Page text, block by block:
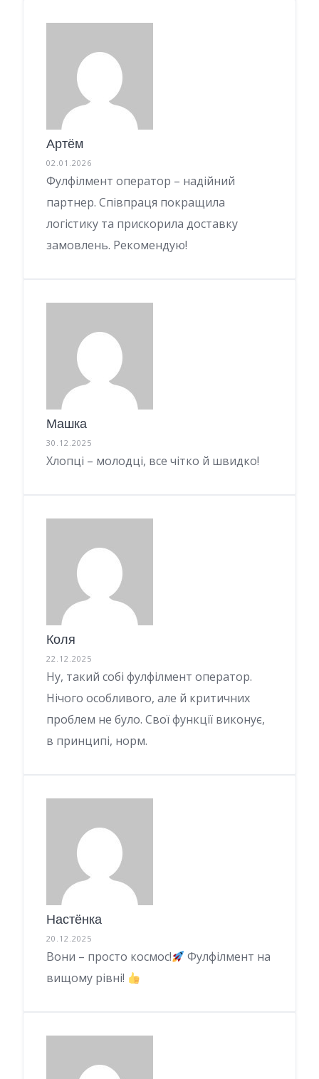
Артём
02.01.2026
Фулфілмент оператор – надійний
партнер. Співпраця покращила
логістику та прискорила доставку
замовлень. Рекомендую!
Машка
30.12.2025
Хлопці – молодці, все чітко й швидко!
Коля
22.12.2025
Ну, такий собі фулфілмент оператор.
Нічого особливого, але й критичних
проблем не було. Свої функції виконує,
в принципі, норм.
Настёнка
20.12.2025
Вони – просто космос!
Фулфілмент на
вищому рівні!